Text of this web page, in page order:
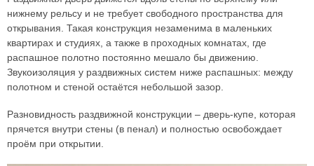
нижнему рельсу и не требует свободного пространства для
открывания. Такая конструкция незаменима в маленьких
квартирах и студиях, а также в проходных комнатах, где
распашное полотно постоянно мешало бы движению.
Звукоизоляция у раздвижных систем ниже распашных: между
полотном и стеной остаётся небольшой зазор.
Разновидность раздвижной конструкции – дверь-купе, которая
прячется внутри стены (в пенал) и полностью освобождает
проём при открытии.